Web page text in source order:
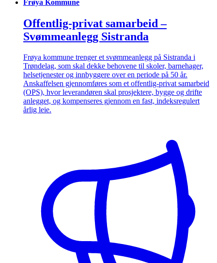
Frøya Kommune
Offentlig-privat samarbeid –
Svømmeanlegg Sistranda
Frøya kommune trenger et svømmeanlegg på Sistranda i
Trøndelag, som skal dekke behovene til skoler, barnehager,
helsetjenester og innbyggere over en periode på 50 år.
Anskaffelsen gjennomføres som et offentlig-privat samarbeid
(OPS), hvor leverandøren skal prosjektere, bygge og drifte
anlegget, og kompenseres gjennom en fast, indeksregulert
årlig leie.